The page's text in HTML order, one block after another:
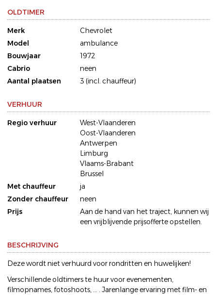
OLDTIMER
Merk
Chevrolet
Model
ambulance
Bouwjaar
1972
Cabrio
neen
Aantal plaatsen
3 (incl. chauffeur)
VERHUUR
Regio verhuur
West-Vlaanderen
Oost-Vlaanderen
Antwerpen
Limburg
Vlaams-Brabant
Brussel
Met chauffeur
ja
Zonder chauffeur
neen
Prijs
Aan de hand van het traject, kunnen wij
een vrijblijvende prijsofferte opstellen.
BESCHRIJVING
Deze wordt niet verhuurd voor rondritten en huwelijken!
Verschillende oldtimers te huur voor evenementen,
filmopnames, fotoshoots, ... . Jarenlange ervaring met film- en